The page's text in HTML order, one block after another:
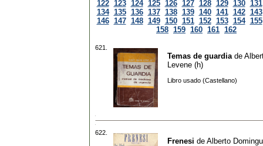
122 123 124 125 126 127 128 129 130 131
134 135 136 137 138 139 140 141 142 143
146 147 148 149 150 151 152 153 154 155
158 159 160 161 162
621.
Temas de guardia de
Levene (h)
Libro usado (Castellano)
622.
Frenesi de Alberto